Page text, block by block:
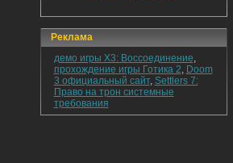
Реклама
демо игры X3: Воссоединение,
прохождение игры Готика 2, Doom
3 официальный сайт, Settlers 7:
Право на трон системные
требования